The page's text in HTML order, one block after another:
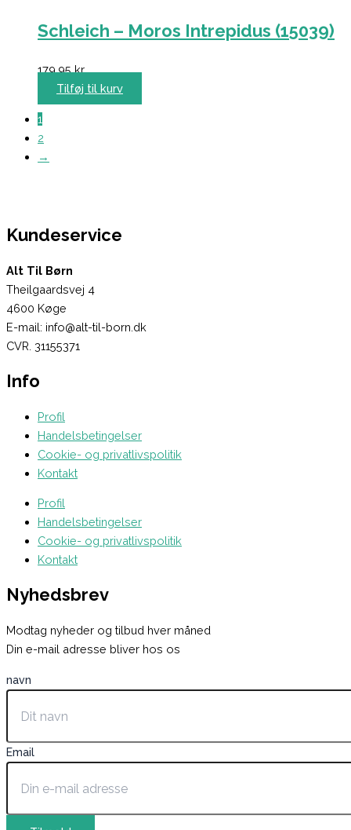
Schleich – Moros Intrepidus (15039)
179,95kr.
Tilføj til kurv
1
2
→
Kundeservice
Alt Til Børn
Theilgaardsvej 4
4600 Køge
E-mail: info@alt-til-born.dk
CVR. 31155371
Info
Profil
Handelsbetingelser
Cookie- og privatlivspolitik
Kontakt
Profil
Handelsbetingelser
Cookie- og privatlivspolitik
Kontakt
Nyhedsbrev
Modtag nyheder og tilbud hver måned
Din e-mail adresse bliver hos os
navn
Email